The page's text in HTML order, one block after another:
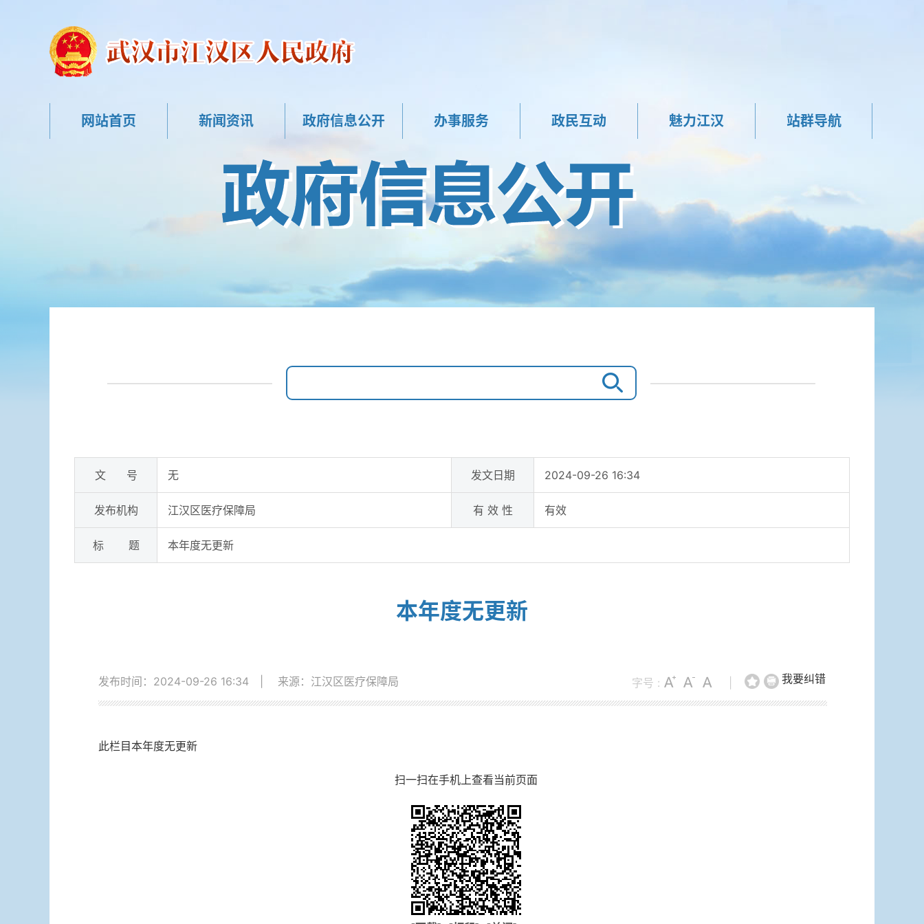
网站首页 新闻资讯 政府信息公开 办事服务 政民互动 魅力江汉 站群导航
文 号 无 发文日期 2024-09-26 16:34
发布机构 江汉区医疗保障局 有 效 性 有效
标 题 本年度无更新
本年度无更新
我要纠错
字号 :
发布时间：2024-09-26 16:34 来源：江汉区医疗保障局
此栏目本年度无更新
扫一扫在手机上查看当前页面